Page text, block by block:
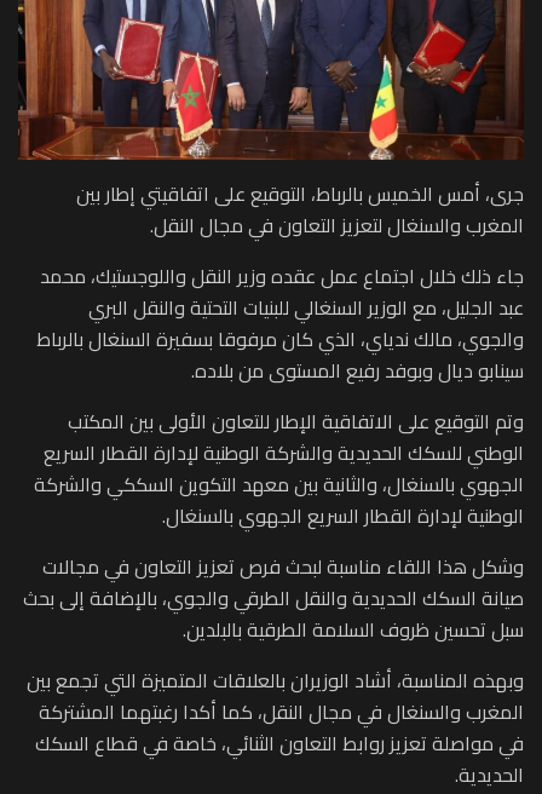
جرى، أمس الخميس بالرباط، التوقيع على اتفاقيتي إطار بين
المغرب والسنغال لتعزيز التعاون في مجال النقل.
جاء ذلك خلال اجتماع عمل عقده وزير النقل واللوجستيك، محمد
عبد الجليل، مع الوزير السنغالي للبنيات التحتية والنقل البري
والجوي، مالك ندياي، الذي كان مرفوقا بسفيرة السنغال بالرباط
سينابو ديال وبوفد رفيع المستوى من بلاده.
وتم التوقيع على الاتفاقية الإطار للتعاون الأولى بين المكتب
الوطني للسكك الحديدية والشركة الوطنية لإدارة القطار السريع
الجهوي بالسنغال، والثانية بين معهد التكوين السككي والشركة
الوطنية لإدارة القطار السريع الجهوي بالسنغال.
وشكل هذا اللقاء مناسبة لبحث فرص تعزيز التعاون في مجالات
صيانة السكك الحديدية والنقل الطرقي والجوي، بالإضافة إلى بحث
سبل تحسين ظروف السلامة الطرقية بالبلدين.
وبهذه المناسبة، أشاد الوزيران بالعلاقات المتميزة التي تجمع بين
المغرب والسنغال في مجال النقل، كما أكدا رغبتهما المشتركة
في مواصلة تعزيز روابط التعاون الثنائي، خاصة في قطاع السكك
الحديدية.